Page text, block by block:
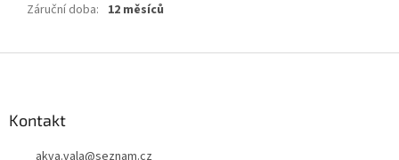
Záruční doba: 12 měsíců
Kontakt